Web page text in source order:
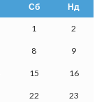
Сб Нд
1 2
8 9
15 16
22 23